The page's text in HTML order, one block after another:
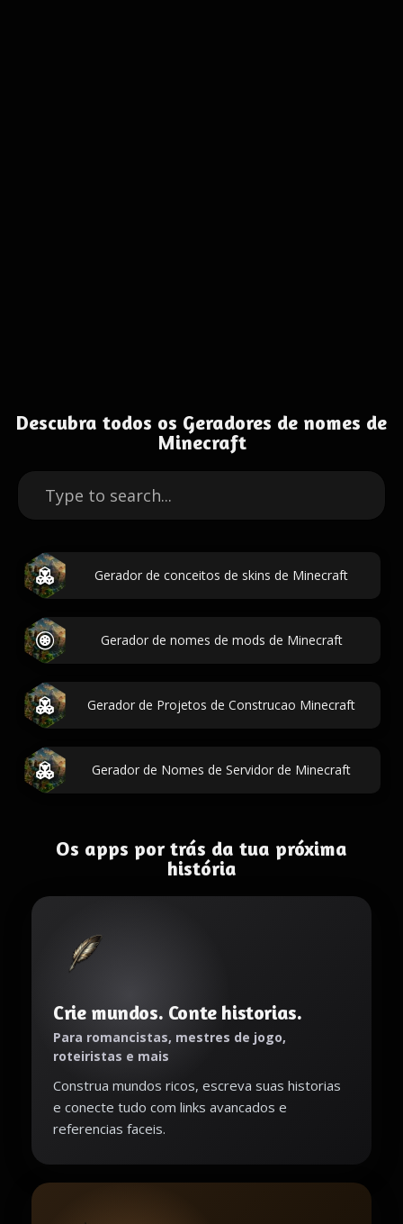
Descubra todos os Geradores de nomes de
Minecraft
Gerador de conceitos de skins de Minecraft
Gerador de nomes de mods de Minecraft
Gerador de Projetos de Construcao Minecraft
Gerador de Nomes de Servidor de Minecraft
Os apps por trás da tua próxima
história
Crie mundos. Conte historias.
Para romancistas, mestres de jogo,
roteiristas e mais
Construa mundos ricos, escreva suas historias
e conecte tudo com links avancados e
referencias faceis.